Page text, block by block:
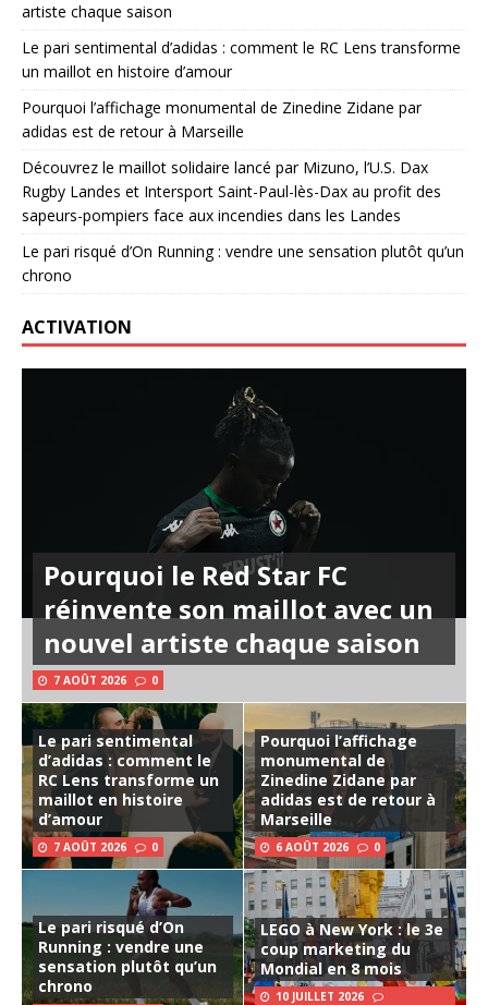
artiste chaque saison
Le pari sentimental d’adidas : comment le RC Lens transforme
un maillot en histoire d’amour
Pourquoi l’affichage monumental de Zinedine Zidane par
adidas est de retour à Marseille
Découvrez le maillot solidaire lancé par Mizuno, l’U.S. Dax
Rugby Landes et Intersport Saint-Paul-lès-Dax au profit des
sapeurs-pompiers face aux incendies dans les Landes
Le pari risqué d’On Running : vendre une sensation plutôt qu’un
chrono
ACTIVATION
Pourquoi le Red Star FC
réinvente son maillot avec un
nouvel artiste chaque saison
7 AOÛT 2026 0
Le pari sentimental
d’adidas : comment le
RC Lens transforme un
maillot en histoire
d’amour
7 AOÛT 2026 0
Pourquoi l’affichage
monumental de
Zinedine Zidane par
adidas est de retour à
Marseille
6 AOÛT 2026 0
Le pari risqué d’On
Running : vendre une
sensation plutôt qu’un
chrono
LEGO à New York : le 3e
coup marketing du
Mondial en 8 mois
10 JUILLET 2026